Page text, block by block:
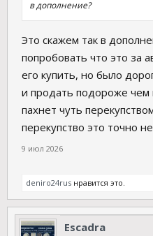
в дополнение?
Это скажем так в
попробовать что это за
его купить, но было
и продать подороже чем
пахнет чуть
перекупство это точно
9 июл 2026
deniro24rus нравится это.
Escadra